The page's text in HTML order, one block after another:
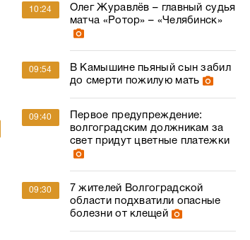
10:24
Олег Журавлёв – главный судья
матча «Ротор» – «Челябинск»
09:54
В Камышине пьяный сын забил
до смерти пожилую мать
09:40
Первое предупреждение:
волгоградским должникам за
свет придут цветные платежки
09:30
7 жителей Волгоградской
области подхватили опасные
болезни от клещей